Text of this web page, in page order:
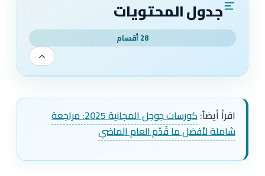
جدول المحتويات
28 أقسام
اقرأ أيضاً:
كورسات جوجل المجانية 2025: مراجعة
شاملة لأفضل ما قُدّم العام الماضي